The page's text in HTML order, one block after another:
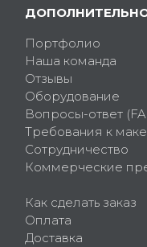
Портфолио
Наша команда
Отзывы
Оборудование
Вопросы-ответ
Требования к
Сотрудничество
Коммерческие
Как сделать заказ
Оплата
Доставка